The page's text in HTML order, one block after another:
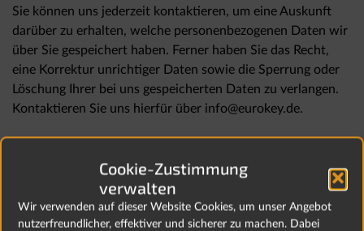
Cookie-Zustimmung
verwalten
Wir verwenden auf dieser Website Cookies, um unser Angebot
nutzerfreundlicher, effektiver und sicherer zu machen. Dabei
Sie können uns jederzeit kontaktieren, um eine Auskunft
darüber zu erhalten, welche personenbezogenen Daten wir
über Sie gespeichert haben. Ferner haben Sie das Recht,
eine Korrektur unrichtiger Daten sowie die Sperrung oder
Löschung Ihrer bei uns gespeicherten Daten zu verlangen.
Kontaktieren Sie uns hierfür über info@eurokey.de.
Was sind personenbezogene Daten?
Personenbezogene Daten im Sinne des
Bundesdatenschutzgesetzes (BDSG) sind Einzelangaben